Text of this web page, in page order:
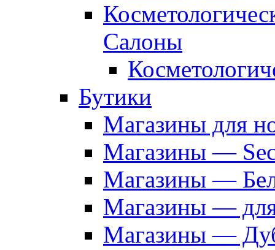
Салоны
Бутики
Магазины для
Магазины —
Магазины —
Магазины —
Магазины —